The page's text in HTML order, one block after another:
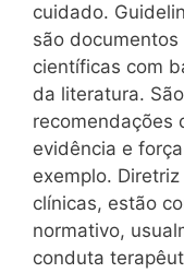
cuidado.
são
científicas com
da literatura.
recomendações
evidência e
exemplo.
clínicas, estão
normativo,
conduta